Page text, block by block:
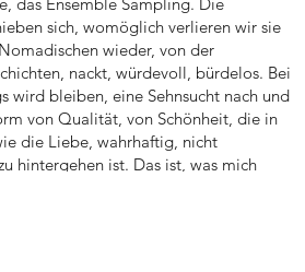
sich, womöglich verlieren wir sie
wieder, von der
nackt, würdevoll, bürdelos. Bei
wird bleiben, eine Sehnsucht nach und
von Qualität, von Schönheit, die in
die Liebe, wahrhaftig, nicht
hintergehen ist. Das ist, was mich